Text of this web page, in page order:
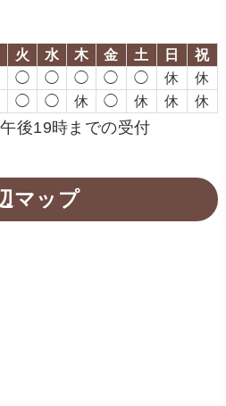
火 水 木 金 土 日
祝
◯ ◯ ◯ ◯ ◯ 休
休
◯ ◯ 休 ◯ 休 休 休
後19時までの受付
マップ